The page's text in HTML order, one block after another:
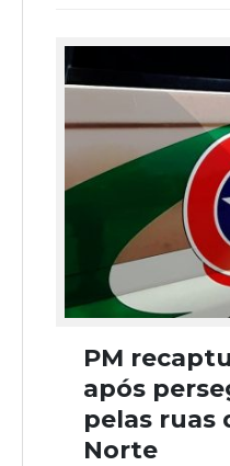
PM
após
pelas ruas
Norte